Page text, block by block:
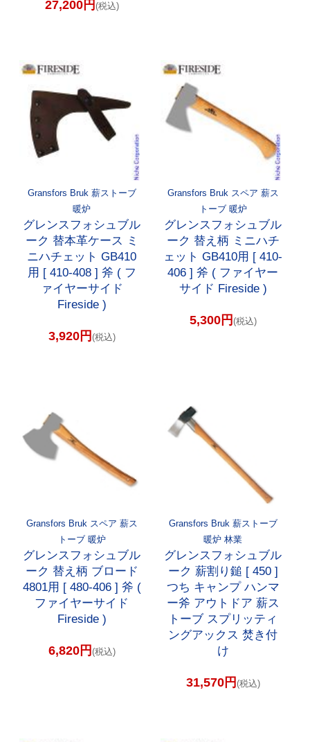
27,200円 (税込)
Gransfors Bruk 薪ストーブ
暖炉
グレンスフォシュブル
ーク 替本革ケース ミ
ニハチェット GB410
用 [ 410-408 ] 斧 ( フ
ァイヤーサイド
Fireside )
3,920円 (税込)
Gransfors Bruk スペア 薪ス
トーブ 暖炉
グレンスフォシュブル
ーク 替え柄 ミニハチ
ェット GB410用 [ 410-
406 ] 斧 ( ファイヤー
サイド Fireside )
5,300円 (税込)
Gransfors Bruk スペア 薪ス
トーブ 暖炉
グレンスフォシュブル
ーク 替え柄 ブロード
4801用 [ 480-406 ] 斧 (
ファイヤーサイド
Fireside )
6,820円 (税込)
Gransfors Bruk 薪ストーブ
暖炉 林業
グレンスフォシュブル
ーク 薪割り鎚 [ 450 ]
つち キャンプ ハンマ
ー斧 アウトドア 薪ス
トーブ スプリッティ
ングアックス 焚き付
け
31,570円 (税込)